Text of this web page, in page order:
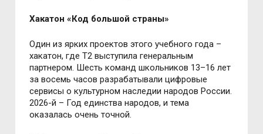
Хакатон «Код большой страны»
Один из ярких проектов этого учебного года –
хакатон, где T2 выступила генеральным
партнером. Шесть команд школьников 13–16 лет
за восемь часов разрабатывали цифровые
сервисы о культурном наследии народов России.
2026-й – Год единства народов, и тема
оказалась очень точной.